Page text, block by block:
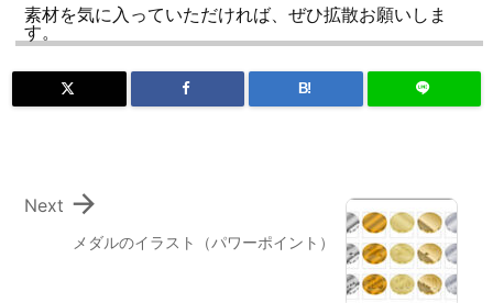
素材を気に入っていただければ、ぜひ拡散お願いしま
す。
B!
メダルのイラスト（パワーポイント）

Next